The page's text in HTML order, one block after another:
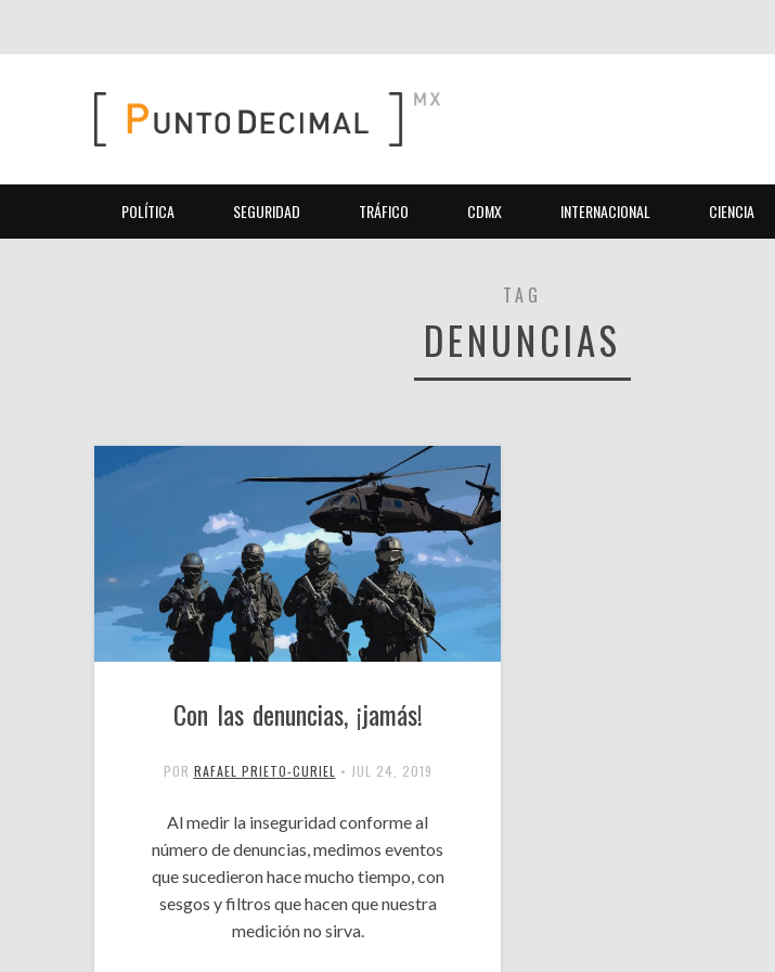
POLÍTICA SEGURIDAD TRÁFICO CDMX INTERNACIONAL CIENCIA
TAG
DENUNCIAS
Con las denuncias, ¡jamás!
POR RAFAEL PRIETO-CURIEL • JUL 24, 2019
Al medir la inseguridad conforme al
número de denuncias, medimos eventos
que sucedieron hace mucho tiempo, con
sesgos y filtros que hacen que nuestra
medición no sirva.